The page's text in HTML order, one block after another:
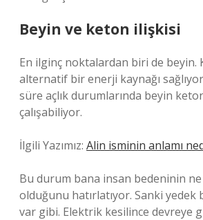
Beyin ve keton ilişkisi
En ilginç noktalardan biri de beyin.
alternatif bir enerji kaynağı
süre açlık durumlarında beyin
çalışabiliyor.
İlgili Yazımız: Alin isminin anlamı
Bu durum bana insan bedeninin ne
olduğunu hatırlatıyor. Sanki
var gibi. Elektrik kesilince devreye